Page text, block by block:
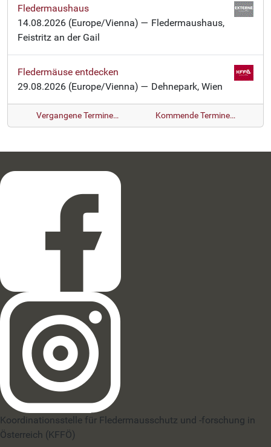
Fledermaushaus
14.08.2026 (Europe/Vienna) — Fledermaushaus,
Feistritz an der Gail
Fledermäuse entdecken
29.08.2026 (Europe/Vienna) — Dehnepark, Wien
Vergangene Termine… Kommende Termine…
Koordinationsstelle für Fledermausschutz und -forschung in
Österreich (KFFÖ)